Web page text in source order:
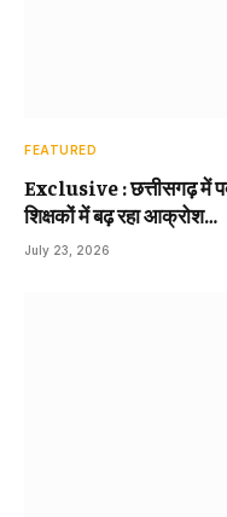
FEATURED
Exclusive : छत्तीसगढ़ में
शिक्षकों में बढ़ रहा आक्रोश…
July 23, 2026